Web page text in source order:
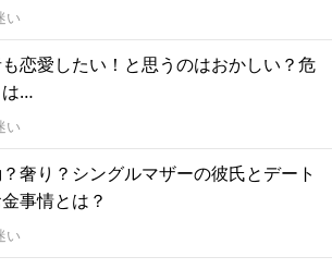
い
恋愛したい！と思うのはおかしい？危
…
い
奢り？シングルマザーの彼氏とデート
事情とは？
い